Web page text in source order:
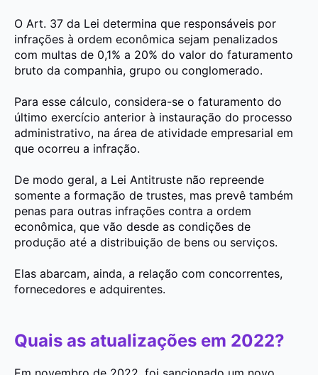
O Art. 37 da Lei determina que responsáveis por
infrações à ordem econômica sejam penalizados
com multas de 0,1% a 20% do valor do faturamento
bruto da companhia, grupo ou conglomerado.
Para esse cálculo, considera-se o faturamento do
último exercício anterior à instauração do processo
administrativo, na área de atividade empresarial em
que ocorreu a infração.
De modo geral, a Lei Antitruste não repreende
somente a formação de trustes, mas prevê também
penas para outras infrações contra a ordem
econômica, que vão desde as condições de
produção até a distribuição de bens ou serviços.
Elas abarcam, ainda, a relação com concorrentes,
fornecedores e adquirentes.
Quais as atualizações em 2022?